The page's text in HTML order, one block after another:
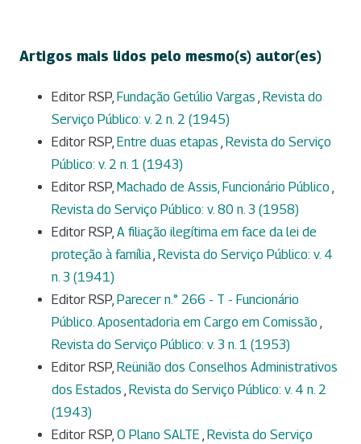
Artigos mais lidos pelo mesmo(s) autor(es)
Editor RSP, Fundação Getúlio Vargas , Revista do
Serviço Público: v. 2 n. 2 (1945)
Editor RSP, Entre duas etapas , Revista do Serviço
Público: v. 2 n. 1 (1943)
Editor RSP, Machado de Assis, Funcionário Público ,
Revista do Serviço Público: v. 80 n. 3 (1958)
Editor RSP, A filiação ilegítima em face da lei de
proteção à família, Revista do Serviço Público: v. 4
n. 3 (1941)
Editor RSP, Parecer n.° 266 - T - Funcionário
Público. Aposentadoria em Cargo em Comissão ,
Revista do Serviço Público: v. 3 n. 1 (1953)
Editor RSP, Reünião dos Conselhos Administrativos
dos Estados , Revista do Serviço Público: v. 4 n. 2
(1943)
Editor RSP, O Plano SALTE , Revista do Serviço